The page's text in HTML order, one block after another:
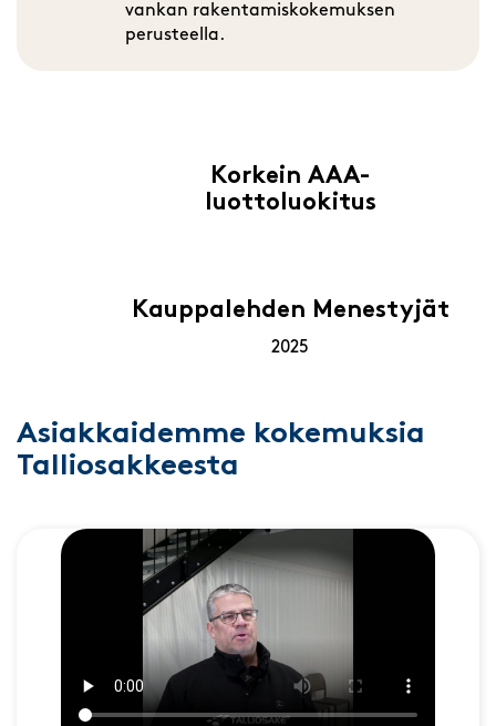
vankan rakentamiskokemuksen
perusteella.
Korkein AAA-
luottoluokitus
Kauppalehden Menestyjät
2025
Asiakkaidemme kokemuksia
Talliosakkeesta